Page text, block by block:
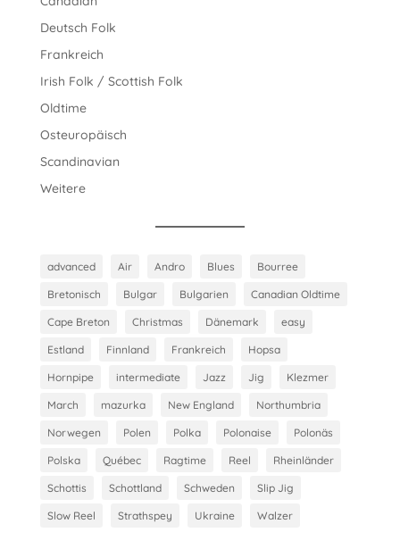
Deutsch Folk
Frankreich
Irish Folk / Scottish Folk
Oldtime
Osteuropäisch
Scandinavian
Weitere
advanced Air Andro Blues Bourree
Bretonisch Bulgar Bulgarien Canadian Oldtime
Cape Breton Christmas Dänemark easy
Estland Finnland Frankreich Hopsa
Hornpipe intermediate Jazz Jig Klezmer
March mazurka New England Northumbria
Norwegen Polen Polka Polonaise Polonäs
Polska Québec Ragtime Reel Rheinländer
Schottis Schottland Schweden Slip Jig
Slow Reel Strathspey Ukraine Walzer